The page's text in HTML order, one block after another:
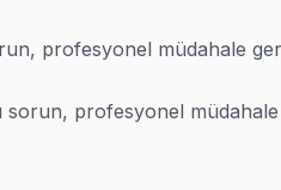
veya backlight kaynaklı
açılmıyor, sistem
profesyonel müdahale
sorun, profesyonel